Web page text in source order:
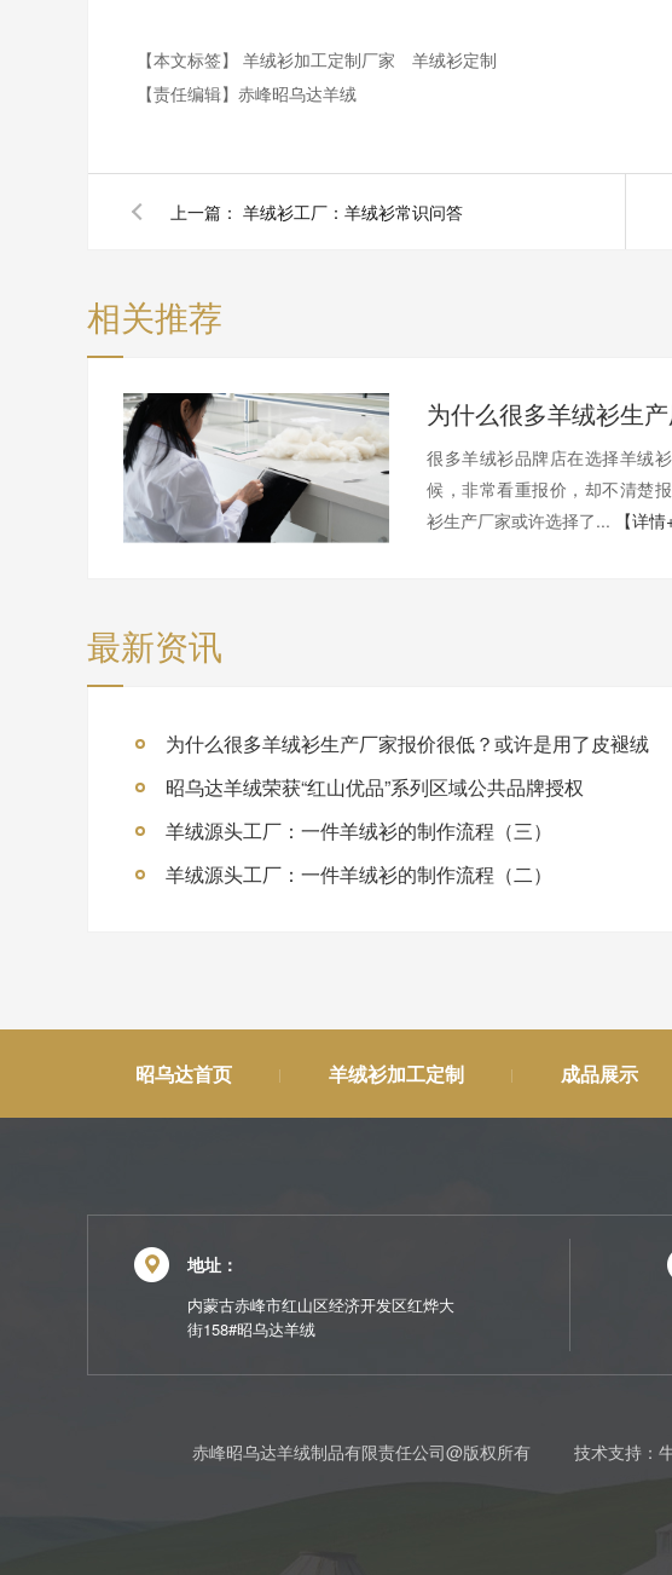
【本文标签】 羊绒衫加工定制厂家
羊绒衫定制
【责任编辑】 赤峰昭乌达羊绒
上一篇： 羊绒衫工厂：羊绒衫常识问答
相关推荐
很多羊绒衫品牌店在选择羊绒
候，非常看重报价，却不清楚
衫生产厂家或许选择了...
【详情
最新资讯
为什么很多羊绒衫生产厂家报价很低？或许是用了皮褪绒
昭乌达羊绒荣获“红山优品”系列区域公共品牌授权
羊绒源头工厂：一件羊绒衫的制作流程（三）
羊绒源头工厂：一件羊绒衫的制作流程（二）
昭乌达首页 羊绒衫加工定制 成品展示
地址：
内蒙古赤峰市红山区经济开发区红烨大
街158#昭乌达羊绒
赤峰昭乌达羊绒制品有限责任公司@版权所有 技术支持：